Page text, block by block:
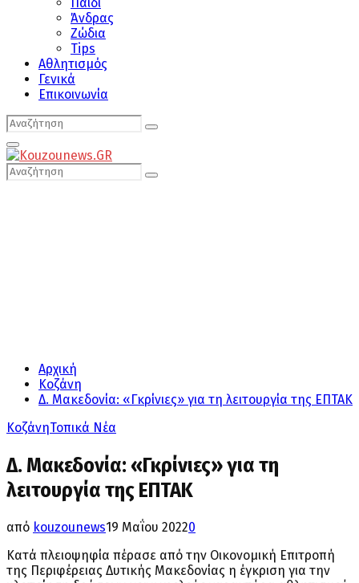
Άνδρας
Ζώδια
Tips
Αθλητισμός
Γενικά
Επικοινωνία
Search
for:
Search
Primary
Menu
Search
for:
Search
Αρχική
Κοζάνη
Δ. Μακεδονία: «Γκρίνιες» για τη λειτουργία της ΕΠΤΑΚ
ΚοζάνηΤοπικά Νέα
Δ. Μακεδονία: «Γκρίνιες» για τη
λειτουργία της ΕΠΤΑΚ
από kouzounews19 Μαΐου 20220
Κατά πλειοψηφία πέρασε από την Οικονομική Επιτροπή
της Περιφέρειας Δυτικής Μακεδονίας η έγκριση για την